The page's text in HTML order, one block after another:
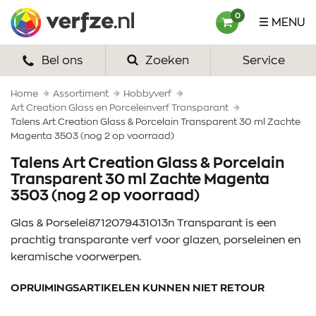
naar
content
MENU
0
HOME
VERF
VERFSETS
TEKENEN
VERFSPULLEN
INSPIRATIE
ZAKELIJK
OVER ONS
Bel ons Zoeken Service
Home Assortiment
Hobbyverf
Art Creation Glass en Porceleinverf Transparant
Talens Art Creation Glass & Porcelain Transparent 30 ml Zachte
Magenta 3503 (nog 2 op voorraad)
Talens Art Creation Glass & Porcelain
Transparent 30 ml Zachte Magenta
3503 (nog 2 op voorraad)
Glas & Porselei8712079431013n Transparant is een
prachtig transparante verf voor glazen, porseleinen en
keramische voorwerpen.
OPRUIMINGSARTIKELEN KUNNEN NIET RETOUR